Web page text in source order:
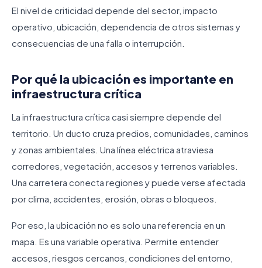
El nivel de criticidad depende del sector, impacto
operativo, ubicación, dependencia de otros sistemas y
consecuencias de una falla o interrupción.
Por qué la ubicación es importante en
infraestructura crítica
La infraestructura crítica casi siempre depende del
territorio. Un ducto cruza predios, comunidades, caminos
y zonas ambientales. Una línea eléctrica atraviesa
corredores, vegetación, accesos y terrenos variables.
Una carretera conecta regiones y puede verse afectada
por clima, accidentes, erosión, obras o bloqueos.
Por eso, la ubicación no es solo una referencia en un
mapa. Es una variable operativa. Permite entender
accesos, riesgos cercanos, condiciones del entorno,